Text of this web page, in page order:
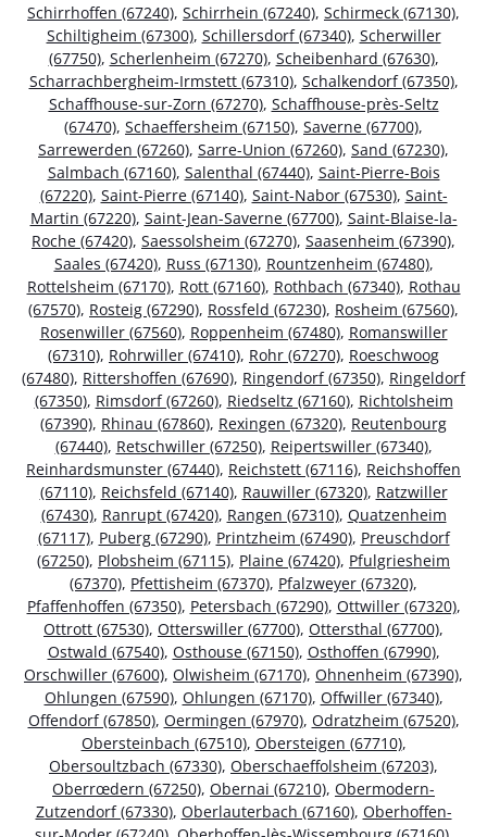
Schirrhoffen (67240), Schirrhein (67240), Schirmeck (67130),
Schiltigheim (67300), Schillersdorf (67340), Scherwiller
(67750), Scherlenheim (67270), Scheibenhard (67630),
Scharrachbergheim-Irmstett (67310), Schalkendorf (67350),
Schaffhouse-sur-Zorn (67270), Schaffhouse-près-Seltz
(67470), Schaeffersheim (67150), Saverne (67700),
Sarrewerden (67260), Sarre-Union (67260), Sand (67230),
Salmbach (67160), Salenthal (67440), Saint-Pierre-Bois
(67220), Saint-Pierre (67140), Saint-Nabor (67530), Saint-
Martin (67220), Saint-Jean-Saverne (67700), Saint-Blaise-la-
Roche (67420), Saessolsheim (67270), Saasenheim (67390),
Saales (67420), Russ (67130), Rountzenheim (67480),
Rottelsheim (67170), Rott (67160), Rothbach (67340), Rothau
(67570), Rosteig (67290), Rossfeld (67230), Rosheim (67560),
Rosenwiller (67560), Roppenheim (67480), Romanswiller
(67310), Rohrwiller (67410), Rohr (67270), Roeschwoog
(67480), Rittershoffen (67690), Ringendorf (67350), Ringeldorf
(67350), Rimsdorf (67260), Riedseltz (67160), Richtolsheim
(67390), Rhinau (67860), Rexingen (67320), Reutenbourg
(67440), Retschwiller (67250), Reipertswiller (67340),
Reinhardsmunster (67440), Reichstett (67116), Reichshoffen
(67110), Reichsfeld (67140), Rauwiller (67320), Ratzwiller
(67430), Ranrupt (67420), Rangen (67310), Quatzenheim
(67117), Puberg (67290), Printzheim (67490), Preuschdorf
(67250), Plobsheim (67115), Plaine (67420), Pfulgriesheim
(67370), Pfettisheim (67370), Pfalzweyer (67320),
Pfaffenhoffen (67350), Petersbach (67290), Ottwiller (67320),
Ottrott (67530), Otterswiller (67700), Ottersthal (67700),
Ostwald (67540), Osthouse (67150), Osthoffen (67990),
Orschwiller (67600), Olwisheim (67170), Ohnenheim (67390),
Ohlungen (67590), Ohlungen (67170), Offwiller (67340),
Offendorf (67850), Oermingen (67970), Odratzheim (67520),
Obersteinbach (67510), Obersteigen (67710),
Obersoultzbach (67330), Oberschaeffolsheim (67203),
Oberrœdern (67250), Obernai (67210), Obermodern-
Zutzendorf (67330), Oberlauterbach (67160), Oberhoffen-